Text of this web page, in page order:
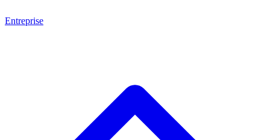
Entreprise